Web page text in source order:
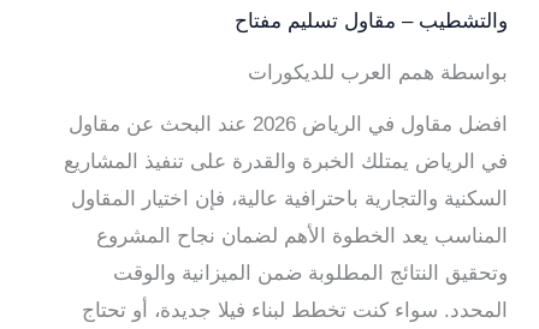
والتشطيب – مقاول تسليم مفتاح
بواسطة همم العرب للديكورات
افضل مقاول في الرياض 2026 عند البحث عن مقاول
في الرياض يمتلك الخبرة والقدرة على تنفيذ المشاريع
السكنية والتجارية باحترافية عالية، فإن اختيار المقاول
المناسب يعد الخطوة الأهم لضمان نجاح المشروع
وتحقيق النتائج المطلوبة ضمن الميزانية والوقت
المحدد. سواء كنت تخطط لبناء فيلا جديدة، أو تحتاج